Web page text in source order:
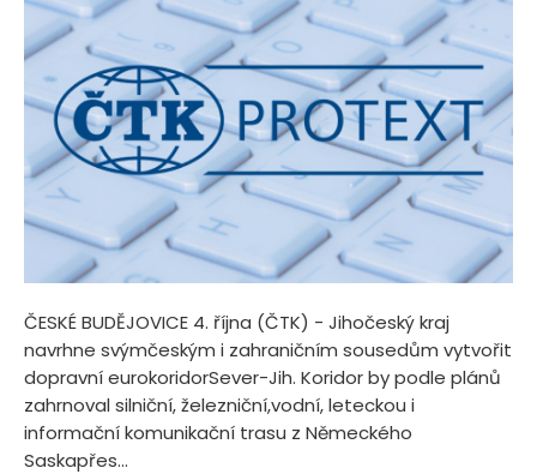
ČESKÉ BUDĚJOVICE 4. října (ČTK) - Jihočeský kraj
navrhne svýmčeským i zahraničním sousedům vytvořit
dopravní eurokoridorSever-Jih. Koridor by podle plánů
zahrnoval silniční, železniční,vodní, leteckou i
informační komunikační trasu z Německého
Saskapřes...